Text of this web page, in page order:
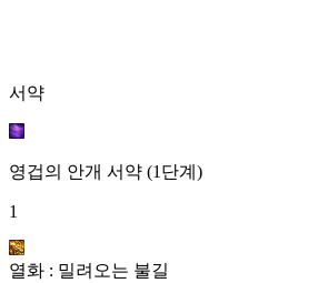
서약
영겁의 안개 서약 (1단계)
1
열화 : 밀려오는 불길